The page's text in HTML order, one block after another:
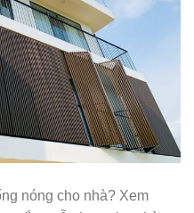
nóng cho nhà? Xem